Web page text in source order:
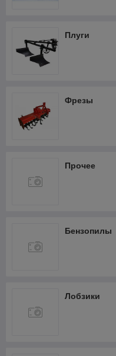
Плуги
Фрезы
Прочее
Бензопилы
Лобзики